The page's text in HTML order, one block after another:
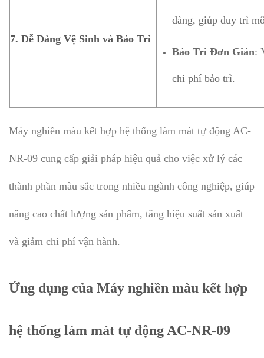
7. Dễ Dàng Vệ Sinh và Bảo Trì
dàng, giúp duy trì
Bảo Trì Đơn Giản:
chi phí bảo trì.
Máy nghiền màu kết hợp hệ thống làm mát tự động AC-
NR-09 cung cấp giải pháp hiệu quả cho việc xử lý các
thành phần màu sắc trong nhiều ngành công nghiệp, giúp
nâng cao chất lượng sản phẩm, tăng hiệu suất sản xuất
và giảm chi phí vận hành.
Ứng dụng của Máy nghiền màu kết hợp
hệ thống làm mát tự động AC-NR-09